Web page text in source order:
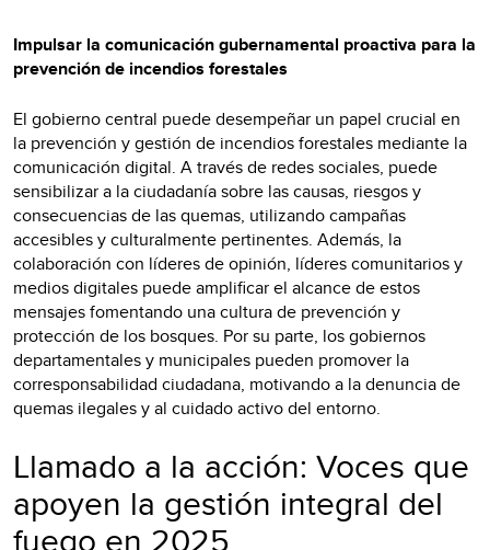
Impulsar la comunicación gubernamental proactiva para la
prevención de incendios forestales
El gobierno central puede desempeñar un papel crucial en
la prevención y gestión de incendios forestales mediante la
comunicación digital. A través de redes sociales, puede
sensibilizar a la ciudadanía sobre las causas, riesgos y
consecuencias de las quemas, utilizando campañas
accesibles y culturalmente pertinentes. Además, la
colaboración con líderes de opinión, líderes comunitarios y
medios digitales puede amplificar el alcance de estos
mensajes fomentando una cultura de prevención y
protección de los bosques. Por su parte, los gobiernos
departamentales y municipales pueden promover la
corresponsabilidad ciudadana, motivando a la denuncia de
quemas ilegales y al cuidado activo del entorno.
Llamado a la acción: Voces que
apoyen la gestión integral del
fuego en 2025